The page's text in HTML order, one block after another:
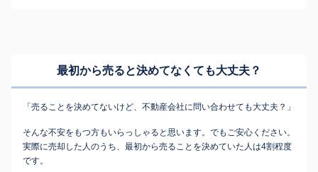
最初から売ると決めてなくても大丈夫？
「売ることを決めてないけど、不動産会社に問い合わせても大丈夫？」
そんな不安をもつ方もいらっしゃると思います。でもご安心ください。
実際に売却した人のうち、最初から売ることを決めていた人は4割程度
です。